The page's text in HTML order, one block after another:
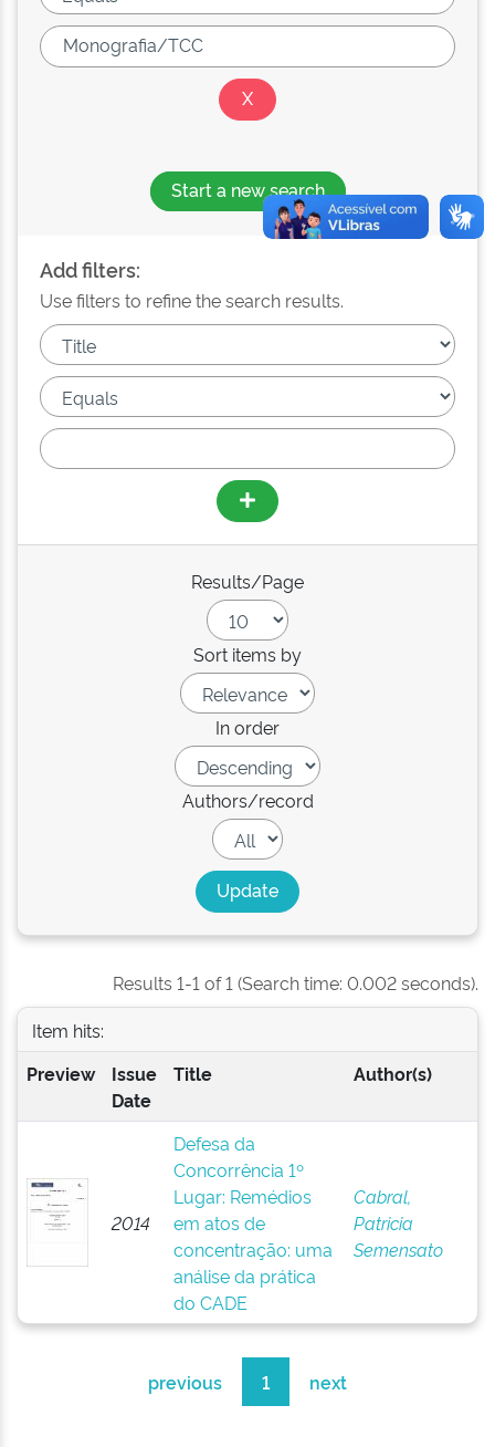
Start a new search
Add filters:
Use filters to refine the search results.
Results/Page
Sort items by
In order
Authors/record
Results 1-1 of 1 (Search time: 0.002 seconds).
Item hits:
Preview
Issue
Date
Title Author(s)
2014
Defesa da
Concorrência 1º
Lugar: Remédios
em atos de
concentração: uma
análise da prática
do CADE
Cabral,
Patricia
Semensato
previous 1 next